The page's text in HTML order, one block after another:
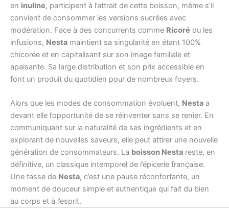
en inuline, participent à l’attrait de cette boisson, même s’il
convient de consommer les versions sucrées avec
modération. Face à des concurrents comme Ricoré ou les
infusions, Nesta maintient sa singularité en étant 100%
chicorée et en capitalisant sur son image familiale et
apaisante. Sa large distribution et son prix accessible en
font un produit du quotidien pour de nombreux foyers.
Alors que les modes de consommation évoluent, Nesta a
devant elle l’opportunité de se réinventer sans se renier. En
communiquant sur la naturalité de ses ingrédients et en
explorant de nouvelles saveurs, elle peut attirer une nouvelle
génération de consommateurs. La boisson Nesta reste, en
définitive, un classique intemporel de l’épicerie française.
Une tasse de Nesta, c’est une pause réconfortante, un
moment de douceur simple et authentique qui fait du bien
au corps et à l’esprit.